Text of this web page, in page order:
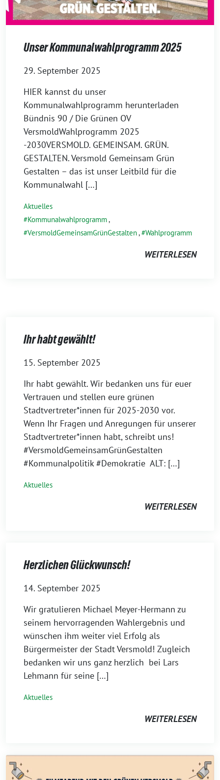
Unser Kommunalwahlprogramm 2025
29. September 2025
HIER kannst du unser
Kommunalwahlprogramm herunterladen
Bündnis 90 / Die Grünen OV
VersmoldWahlprogramm 2025
-2030VERSMOLD. GEMEINSAM. GRÜN.
GESTALTEN. Versmold Gemeinsam Grün
Gestalten – das ist unser Leitbild für die
Kommunalwahl […]
Aktuelles
Kommunalwahlprogramm,
VersmoldGemeinsamGrünGestalten, Wahlprogramm
WEITERLESEN
Ihr habt gewählt!
15. September 2025
Ihr habt gewählt. Wir bedanken uns für euer
Vertrauen und stellen eure grünen
Stadtvertreter*innen für 2025-2030 vor.
Wenn Ihr Fragen und Anregungen für unserer
Stadtvertreter*innen habt, schreibt uns!
#VersmoldGemeinsamGrünGestalten
#Kommunalpolitik #Demokratie ALT: […]
Aktuelles
WEITERLESEN
Herzlichen Glückwunsch!
14. September 2025
Wir gratulieren Michael Meyer-Hermann zu
seinem hervorragenden Wahlergebnis und
wünschen ihm weiter viel Erfolg als
Bürgermeister der Stadt Versmold! Zugleich
bedanken wir uns ganz herzlich bei Lars
Lehmann für seine […]
Aktuelles
WEITERLESEN